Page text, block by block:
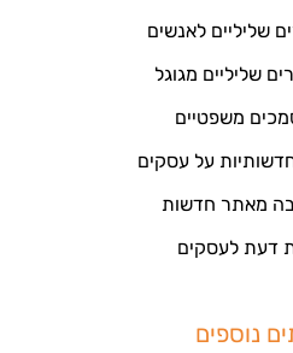
שליליים לאנשים
שליליים מגוגל
משפטיים
על עסקים
מאתר חדשות
דעת לעסקים
נוספים